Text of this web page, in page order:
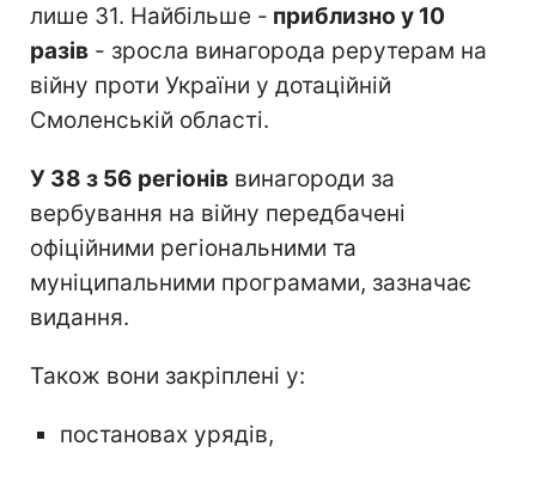
лише 31. Найбільше - приблизно у 10
разів - зросла винагорода рерутерам на
війну проти України у дотаційній
Смоленській області.
У 38 з 56 регіонів винагороди за
вербування на війну передбачені
офіційними регіональними та
муніципальними програмами, зазначає
видання.
Також вони закріплені у:
постановах урядів,